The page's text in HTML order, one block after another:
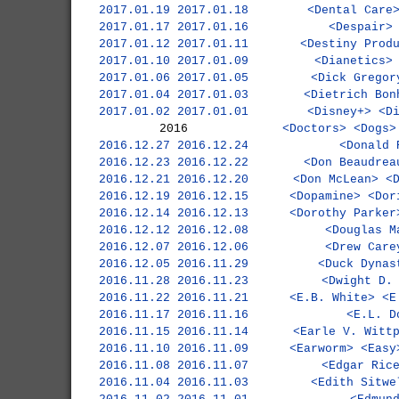
2017.01.19
2017.01.18
2017.01.17
2017.01.16
2017.01.12
2017.01.11
2017.01.10
2017.01.09
2017.01.06
2017.01.05
2017.01.04 2017.01.03
2017.01.02
2017.01.01
2016
2016.12.27
2016.12.24
2016.12.23
2016.12.22
2016.12.21 2016.12.20
2016.12.19
2016.12.15
2016.12.14 2016.12.13
2016.12.12
2016.12.08
2016.12.07
2016.12.06
2016.12.05
2016.11.29
2016.11.28
2016.11.23
2016.11.22
2016.11.21
2016.11.17
2016.11.16
2016.11.15
2016.11.14
2016.11.10
2016.11.09
2016.11.08
2016.11.07
2016.11.04 2016.11.03
<Dental Care>
<Despair>
<Destiny
<Dianetics>
<Dick
<Dietrich
<Disney+>
<Doctors> <Dogs>
<Donald
<Don
<Don McLean>
<Dopamine>
<Dorothy
<Douglas
<Drew
<Duck
<Dwight D.
<E.B. White>
<E.L.
<Earle V.
<Earworm>
<Edgar
<Edith